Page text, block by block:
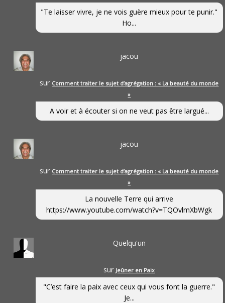
"Te laisser vivre, je ne vois guère mieux pour te punir."
Ho...
jacou
sur Comment traiter le sujet d’agrégation : « La beauté du monde
»
A voir et à écouter si on ne veut pas être largué...
jacou
sur Comment traiter le sujet d’agrégation : « La beauté du monde
»
La nouvelle Terre qui arrive
https://www.youtube.com/watch?v=TQOvlmXbWgk
Quelqu'un
sur Jeûner en Paix
"C’est faire la paix avec ceux qui vous font la guerre."
Je...